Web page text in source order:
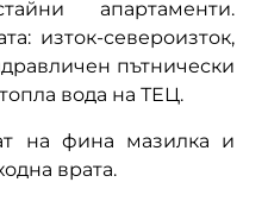
апартаменти.
изток-североизток,
пътнически
вода на ТЕЦ.
на фина мазилка и
врата.